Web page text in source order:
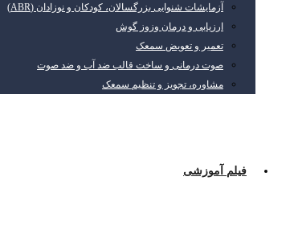
آزمایشات شنوایی بزرگسالان، کودکان و نوزادان (ABR)
ارزیابی و درمان وزوز گوش
تعمیر و تعویض سمعک
صوت درمانی و ساخت قالب ضد آب و ضد صوت
مشاوره، تجویز و تنظیم سمعک
فیلم آموزشی